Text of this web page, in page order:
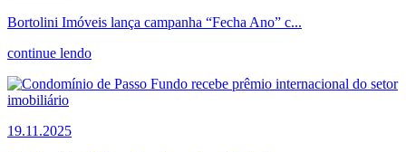
Bortolini Imóveis lança campanha “Fecha Ano” c...
continue lendo
19.11.2025